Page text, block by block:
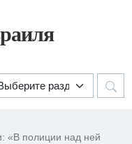
«В полиции над ней